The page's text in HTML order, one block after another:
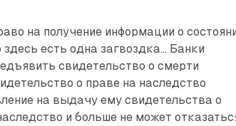
на получение информации о
есть одна загвоздка... Банки
свидетельство о смерти
о праве на наследство
на выдачу ему свидетельства о
и больше не может